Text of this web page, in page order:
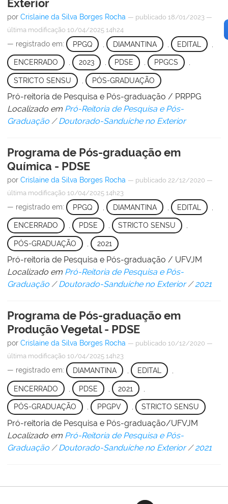
Exterior
por Crislaine da Silva Borges Rocha — publicado 18/01/2023 —
última modificação 10/04/2025 14h24
— registrado em: PPGQ DIAMANTINA EDITAL
ENCERRADO , 2023 , PDSE , PPGCS ,
STRICTO SENSU PÓS-GRADUAÇÃO
Pró-reitoria de Pesquisa e Pós-graduação / PRPPG
Localizado em Pró-Reitoria de Pesquisa e Pós-
Graduação /Doutorado-Sanduíche no Exterior
Programa de Pós-graduação em
Química - PDSE
por Crislaine da Silva Borges Rocha — publicado 22/12/2020 —
última modificação 10/04/2025 14h23
— registrado em: PPGQ DIAMANTINA EDITAL
ENCERRADO , PDSE , STRICTO SENSU ,
PÓS-GRADUAÇÃO 2021
Pró-reitoria de Pesquisa e Pós-graduação / UFVJM
Localizado em Pró-Reitoria de Pesquisa e Pós-
Graduação /Doutorado-Sanduíche no Exterior /2021
Programa de Pós-graduação em
Produção Vegetal - PDSE
por Crislaine da Silva Borges Rocha — publicado 10/12/2020 —
última modificação 10/04/2025 14h23
— registrado em: DIAMANTINA EDITAL
ENCERRADO PDSE 2021
PÓS-GRADUAÇÃO , PPGPV , STRICTO SENSU
Pró-reitoria de Pesquisa e Pós-graduação/UFVJM
Localizado em Pró-Reitoria de Pesquisa e Pós-
Graduação /Doutorado-Sanduíche no Exterior /2021